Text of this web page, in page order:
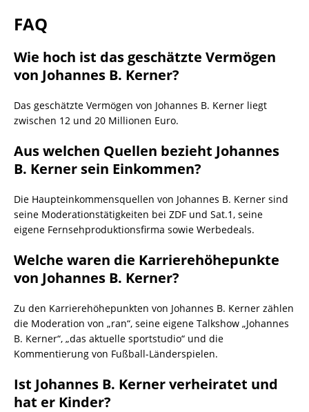
FAQ
Wie hoch ist das geschätzte Vermögen
von Johannes B. Kerner?
Das geschätzte Vermögen von Johannes B. Kerner liegt
zwischen 12 und 20 Millionen Euro.
Aus welchen Quellen bezieht Johannes
B. Kerner sein Einkommen?
Die Haupteinkommensquellen von Johannes B. Kerner sind
seine Moderationstätigkeiten bei ZDF und Sat.1, seine
eigene Fernsehproduktionsfirma sowie Werbedeals.
Welche waren die Karrierehöhepunkte
von Johannes B. Kerner?
Zu den Karrierehöhepunkten von Johannes B. Kerner zählen
die Moderation von „ran“, seine eigene Talkshow „Johannes
B. Kerner“, „das aktuelle sportstudio“ und die
Kommentierung von Fußball-Länderspielen.
Ist Johannes B. Kerner verheiratet und
hat er Kinder?